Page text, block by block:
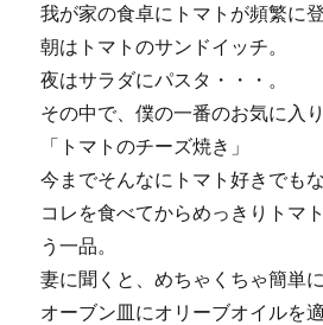
我が家の食卓にトマトが頻繁に登
朝はトマトのサンドイッチ。
夜はサラダにパスタ・・・。
その中で、僕の一番のお気に入
「トマトのチーズ焼き」
今までそんなにトマト好きでも
コレを食べてからめっきりトマ
う一品。
妻に聞くと、めちゃくちゃ簡単
オーブン皿にオリーブオイルを